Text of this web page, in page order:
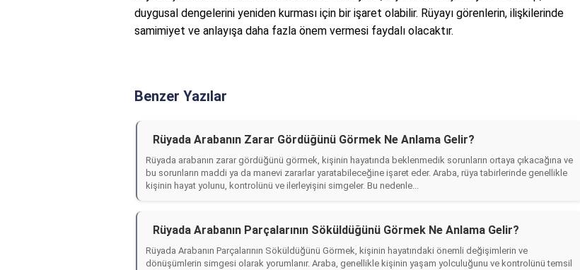
duygusal dengelerini yeniden kurması için bir işaret olabilir. Rüyayı görenlerin, ilişkilerinde
samimiyet ve anlayışa daha fazla önem vermesi faydalı olacaktır.
Benzer Yazılar
Rüyada Arabanın Zarar Gördüğünü Görmek Ne Anlama Gelir?
Rüyada arabanın zarar gördüğünü görmek, kişinin hayatında beklenmedik sorunların ortaya çıkacağına ve
bu sorunların maddi ya da manevi zararlar yaratabileceğine işaret eder. Araba, rüya tabirlerinde genellikle
kişinin hayat yolunu, kontrolünü ve ilerleyişini simgeler. Bu nedenle...
Rüyada Arabanın Parçalarının Söküldüğünü Görmek Ne Anlama Gelir?
Rüyada Arabanın Parçalarının Söküldüğünü Görmek, kişinin hayatındaki önemli değişimlerin ve
dönüşümlerin simgesi olarak yorumlanır. Araba, genellikle kişinin yaşam yolculuğunu ve kontrolünü temsil